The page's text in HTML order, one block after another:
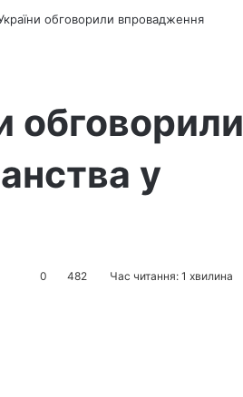
обговорили впровадження
обговорили
у
0 482 Час читання: 1 хвилина